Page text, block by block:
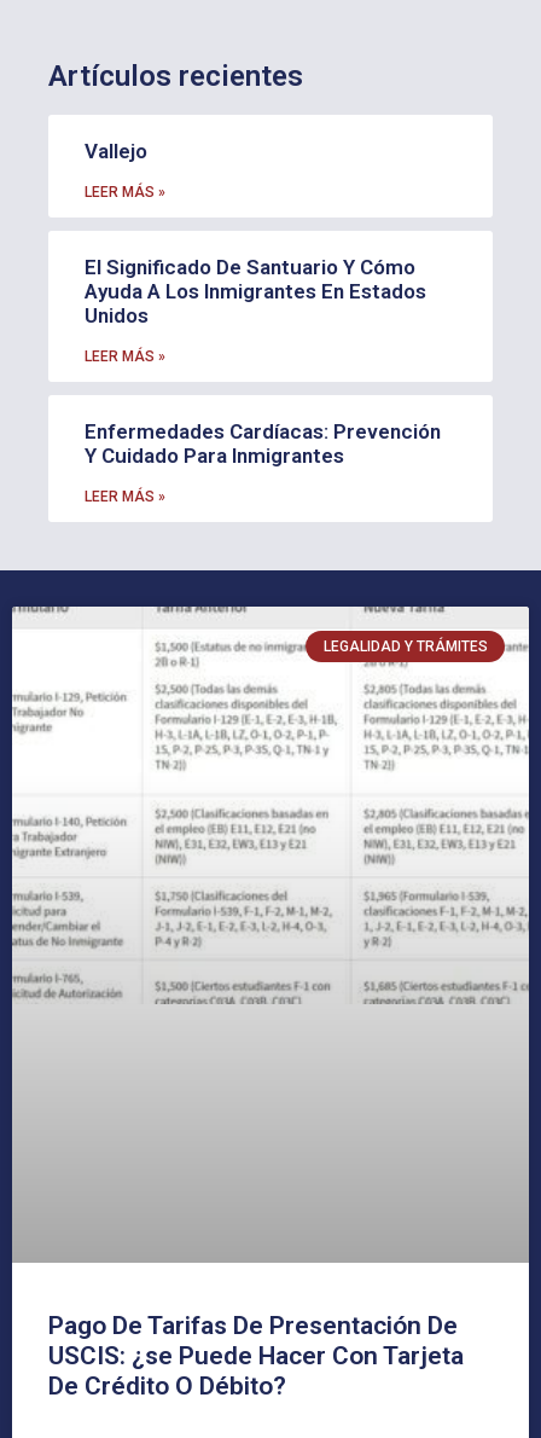
Artículos recientes
Vallejo
LEER MÁS »
El Significado De Santuario Y Cómo
Ayuda A Los Inmigrantes En Estados
Unidos
LEER MÁS »
Enfermedades Cardíacas: Prevención
Y Cuidado Para Inmigrantes
LEER MÁS »
LEGALIDAD Y TRÁMITES
Pago De Tarifas De Presentación De
USCIS: ¿se Puede Hacer Con Tarjeta
De Crédito O Débito?